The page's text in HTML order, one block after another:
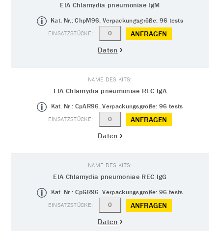
EIA Chlamydia pneumoniae IgM
Kat. Nr.: ChpM96, Verpackungsgröße: 96 tests
ANFRAGEN
Daten
EIA Chlamydia pneumoniae REC IgA
Kat. Nr.: CpAR96, Verpackungsgröße: 96 tests
ANFRAGEN
Daten
EIA Chlamydia pneumoniae REC IgG
Kat. Nr.: CpGR96, Verpackungsgröße: 96 tests
ANFRAGEN
Daten